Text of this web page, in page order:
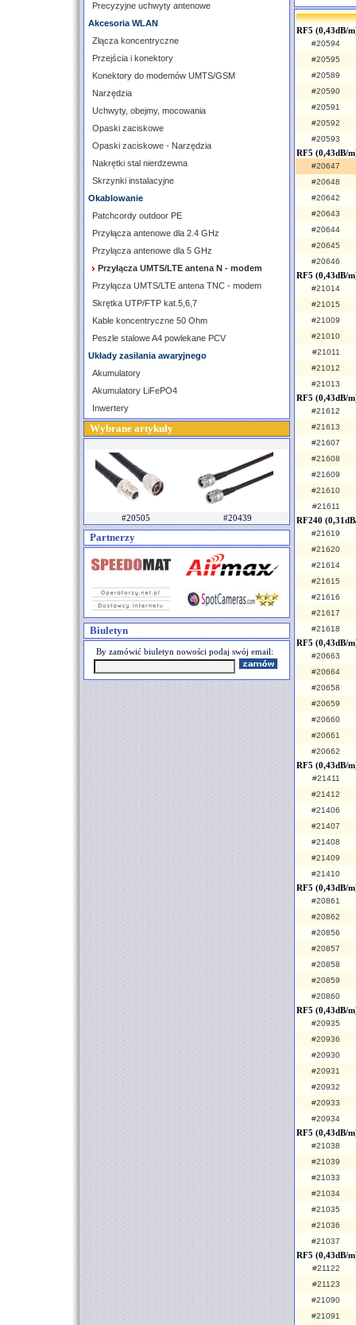
Precyzyjne uchwyty antenowe
Akcesoria WLAN
Złącza koncentryczne
Przejścia i konektory
Konektory do modemów UMTS/GSM
Narzędzia
Uchwyty, obejmy, mocowania
Opaski zaciskowe
Opaski zaciskowe - Narzędzia
Nakrętki stal nierdzewna
Skrzynki instalacyjne
Okablowanie
Patchcordy outdoor PE
Przyłącza antenowe dla 2.4 GHz
Przyłącza antenowe dla 5 GHz
Przyłącza UMTS/LTE antena N - modem
Przyłącza UMTS/LTE antena TNC - modem
Skrętka UTP/FTP kat.5,6,7
Kable koncentryczne 50 Ohm
Peszle stalowe A4 powlekane PCV
Układy zasilania awaryjnego
Akumulatory
Akumulatory LiFePO4
Inwertery
Wybrane artykuły
#20505 #20439
Partnerzy
Biuletyn
By zamówić biuletyn nowości podaj swój email:
RF5 (0,43dB/
#20594
#20595
#20589
#20590
#20591
#20592
#20593
RF5 (0,43dB/
#20647
#20648
#20642
#20643
#20644
#20645
#20646
RF5 (0,43dB/
#21014
#21015
#21009
#21010
#21011
#21012
#21013
RF5 (0,43dB/
#21612
#21613
#21607
#21608
#21609
#21610
#21611
RF240
#21619
#21620
#21614
#21615
#21616
#21617
#21618
RF5 (0,43dB/
#20663
#20664
#20658
#20659
#20660
#20661
#20662
RF5 (0,43dB/
#21411
#21412
#21406
#21407
#21408
#21409
#21410
RF5 (0,43dB/
#20861
#20862
#20856
#20857
#20858
#20859
#20860
RF5 (0,43dB/
#20935
#20936
#20930
#20931
#20932
#20933
#20934
RF5 (0,43dB/
#21038
#21039
#21033
#21034
#21035
#21036
#21037
RF5 (0,43dB/
#21122
#21123
#21090
#21091